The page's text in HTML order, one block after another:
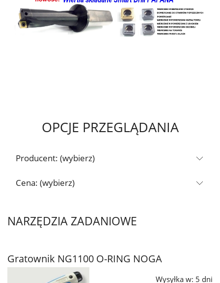
OPCJE PRZEGLĄDANIA
Producent: (wybierz)
Cena: (wybierz)
NARZĘDZIA ZADANIOWE
Gratownik NG1100 O-RING NOGA
Wysyłka w: 5 dni